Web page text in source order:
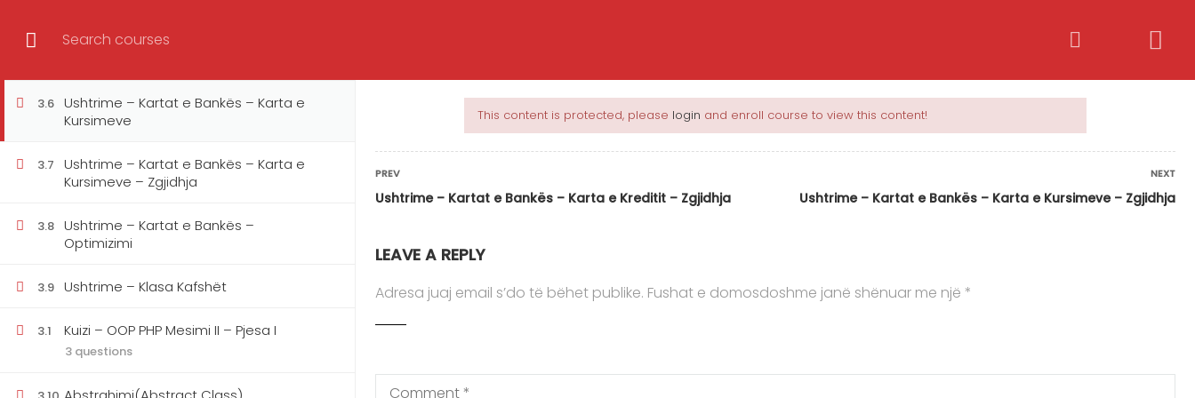
Kyçu / Regjistrohu
OOP PHP & MySQL me projekt real
Korrikula e Trajnimit Totali i mësimeve: 39 mësime / 2 kuize Koha: 7 javë
CoursesWebOOP PHP & MySQL me projekt real Hyrje në Programimin e Orientuar të
Objekteve 2 Leksioni1.1 Hyrje në OOP Leksioni1.2 Çka është OOP dhe konceptet kryesore …
Vlerësime
This content is protected, please login and enroll course to view this content!
PREV
Ushtrime – Kartat e Bankës – Karta e Kreditit – Zgjidhja
NEXT
Ushtrime – Kartat e Bankës – Karta e Kursimeve – Zgjidhja
LEAVE A REPLY
Adresa juaj email s’do të bëhet publike. Fushat e domosdoshme janë shënuar me një *
Ushtrime – Kartat e Bankës – Karta e
3.6 Ushtrime – Kartat e Bankës – Karta e
Kursimeve
3.7
Ushtrime – Kartat e Bankës – Karta e
Kursimeve – Zgjidhja
3.8 Ushtrime – Kartat e Bankës –
Optimizimi
3.9 Ushtrime – Klasa Kafshët
3.1 Kuizi – OOP PHP Mesimi II – Pjesa I
3 questions